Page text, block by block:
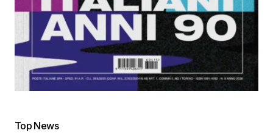
Top News